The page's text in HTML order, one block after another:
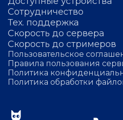
Сотрудничество
Тех. поддержка
Скорость до сервера
Скорость до стримеров
Пользовательское
Правила пользования
Политика
Политика обработки